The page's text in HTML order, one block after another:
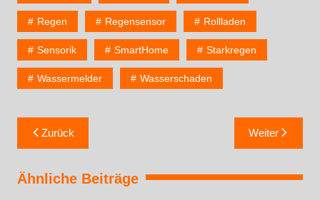
Regen Regensensor Rollladen
Sensorik SmartHome Starkregen
Wassermelder Wasserschaden
Zurück Weiter
Ähnliche Beiträge